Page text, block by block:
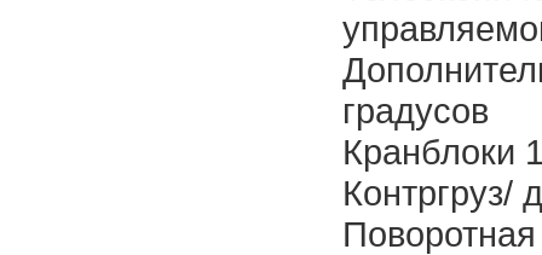
градусов
Кранблоки
Контргруз/